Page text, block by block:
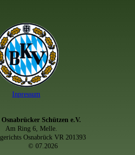
Inpressum
Schützen e.V.
6, Melle.
Osnabrück VR 201393